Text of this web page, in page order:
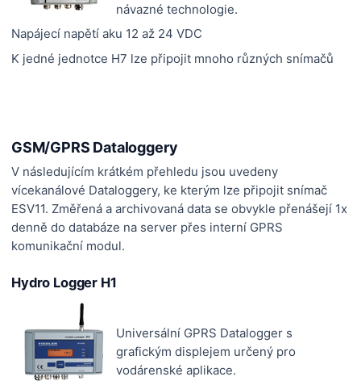
návazné technologie.
Napájecí napětí aku 12 až 24 VDC
K jedné jednotce H7 lze připojit mnoho různých snímačů
GSM/GPRS Dataloggery
V následujícím krátkém přehledu jsou uvedeny
vícekanálové Dataloggery, ke kterým lze připojit snímač
ESV11. Změřená a archivovaná data se obvykle přenášejí 1x
denně do databáze na server přes interní GPRS
komunikační modul.
Hydro Logger H1
Universální GPRS Datalogger s
grafickým displejem určený pro
vodárenské aplikace.